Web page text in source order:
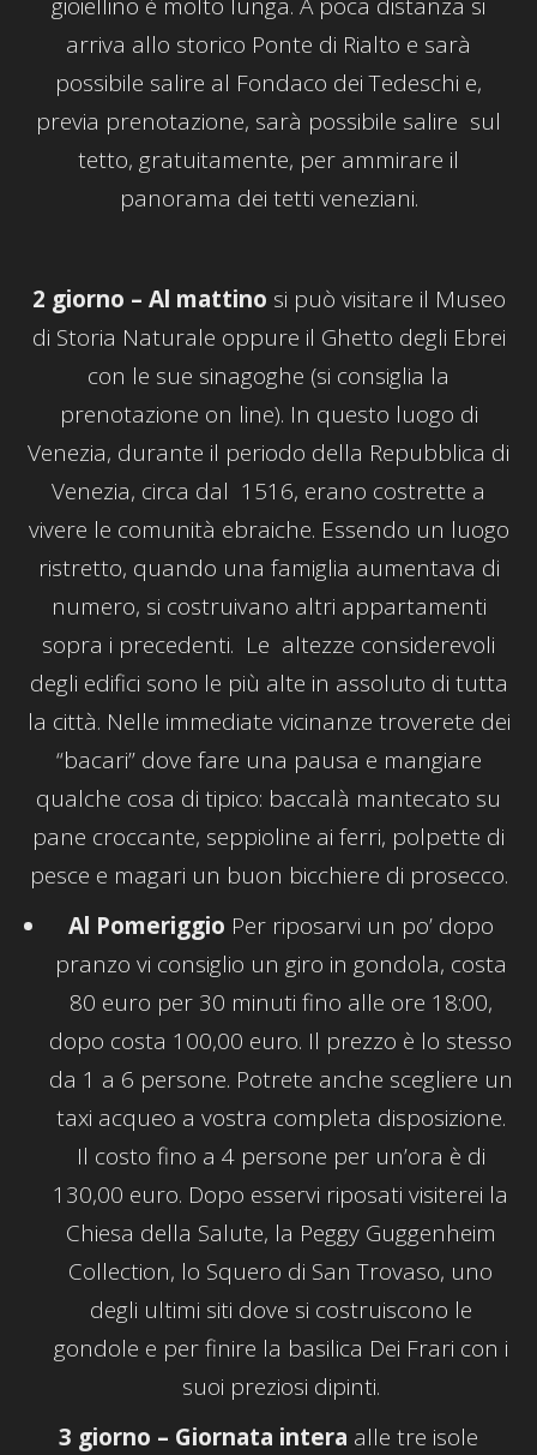
gioiellino è molto lunga. A poca distanza si
arriva allo storico Ponte di Rialto e sarà
possibile salire al Fondaco dei Tedeschi e,
previa prenotazione, sarà possibile salire sul
tetto, gratuitamente, per ammirare il
panorama dei tetti veneziani.
2 giorno – Al mattino si può visitare il Museo
di Storia Naturale oppure il Ghetto degli Ebrei
con le sue sinagoghe (si consiglia la
prenotazione on line). In questo luogo di
Venezia, durante il periodo della Repubblica di
Venezia, circa dal 1516, erano costrette a
vivere le comunità ebraiche. Essendo un luogo
ristretto, quando una famiglia aumentava di
numero, si costruivano altri appartamenti
sopra i precedenti. Le altezze considerevoli
degli edifici sono le più alte in assoluto di tutta
la città. Nelle immediate vicinanze troverete dei
“bacari” dove fare una pausa e mangiare
qualche cosa di tipico: baccalà mantecato su
pane croccante, seppioline ai ferri, polpette di
pesce e magari un buon bicchiere di prosecco.
Al Pomeriggio Per riposarvi un po’ dopo
pranzo vi consiglio un giro in gondola, costa
80 euro per 30 minuti fino alle ore 18:00,
dopo costa 100,00 euro. Il prezzo è lo stesso
da 1 a 6 persone. Potrete anche scegliere un
taxi acqueo a vostra completa disposizione.
Il costo fino a 4 persone per un’ora è di
130,00 euro. Dopo esservi riposati visiterei la
Chiesa della Salute, la Peggy Guggenheim
Collection, lo Squero di San Trovaso, uno
degli ultimi siti dove si costruiscono le
gondole e per finire la basilica Dei Frari con i
suoi preziosi dipinti.
3 giorno – Giornata intera alle tre isole